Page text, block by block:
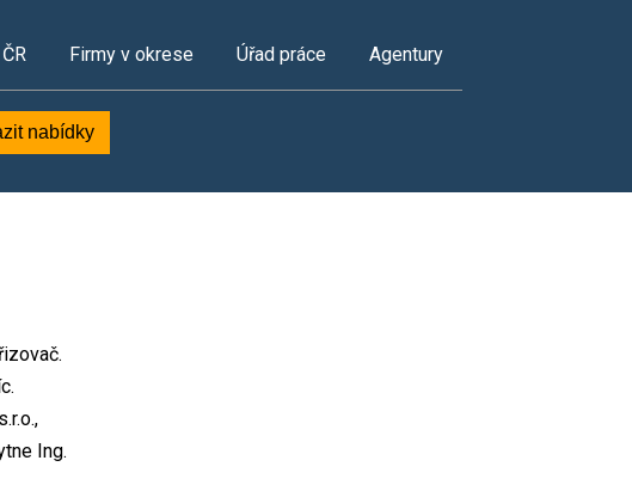
Firmy v okrese Úřad práce Agentury
nabídky
Ing.